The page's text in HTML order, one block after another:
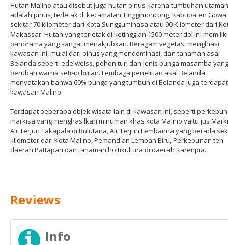
Hutan Malino atau disebut juga hutan pinus karena tumbuhan
adalah pinus, terletak di kecamatan Tinggimoncong, Kabupaten Gowa
sekitar 70 kilometer dari Kota Sungguminasa atau 90 Kilometer dari
Makassar. Hutan yang terletak di ketinggian 1500 meter dpl ini memiliki
panorama yang sangat menakjubkan. Beragam vegetasi menghiasi
kawasan ini, mulai dari pinus yang mendominasi, dan tanaman asal
Belanda seperti edelweiss, pohon turi dan jenis bunga masamba yang
berubah warna setiap bulan. Lembaga penelitian asal Belanda
menyatakan bahwa 60% bunga yang tumbuh di Belanda juga
kawasan Malino.
Terdapat beberapa objek wisata lain di kawasan ini, seperti
markisa yang menghasilkan minuman khas kota Malino yaitu jus
Air Terjun Takapala di Bulutana, Air Terjun Lembanna yang berada
kilometer dari Kota Malino, Pemandian Lembah Biru, Perkebunan teh
daerah Pattapan dan tanaman holtikultura di daerah Karenpia.
Reviews
Info